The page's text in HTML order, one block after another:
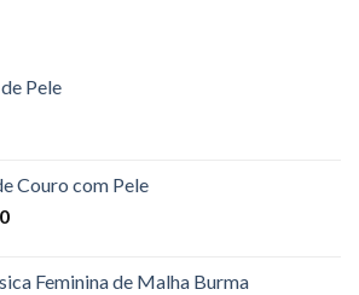
Pele
Couro com Pele
Feminina de Malha Burma